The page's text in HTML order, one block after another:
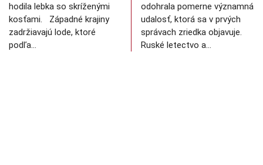
hodila lebka so skríženými
kosťami. Západné krajiny
zadržiavajú lode, ktoré
podľa…
odohrala pomerne významná
udalosť, ktorá sa v prvých
správach zriedka objavuje.
Ruské letectvo a…